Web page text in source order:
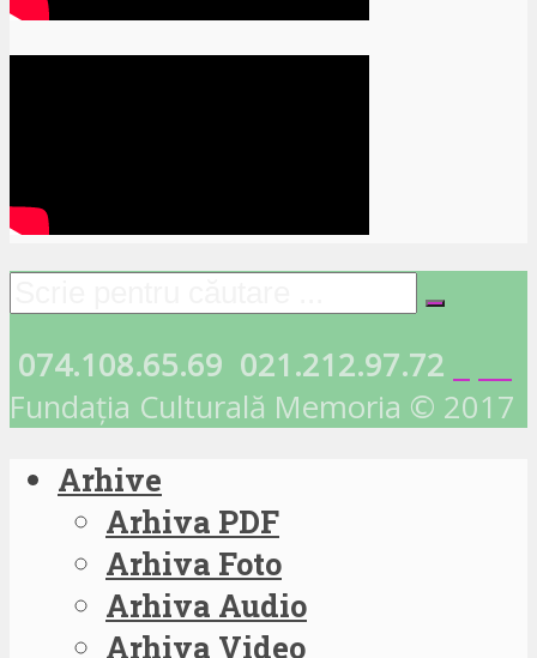
074.108.65.69 021.212.97.72
Fundația Culturală Memoria © 2017
Arhive
Arhiva PDF
Arhiva Foto
Arhiva Audio
Arhiva Video